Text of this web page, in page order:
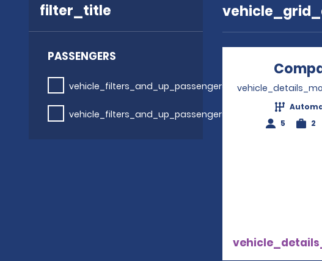
filter_title
PASSENGERS
vehicle_filters_and_up_passengers
vehicle_filters_and_up_passengers
5
2